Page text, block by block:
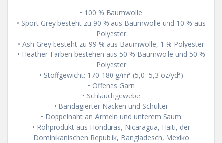
• 100 % Baumwolle
• Sport Grey besteht zu 90 % aus Baumwolle und 10 % aus
Polyester
• Ash Grey besteht zu 99 % aus Baumwolle, 1 % Polyester
• Heather-Farben bestehen aus 50 % Baumwolle und 50 %
Polyester
• Stoffgewicht: 170-180 g/m² (5,0–5,3 oz/yd²)
• Offenes Garn
• Schlauchgewebe
• Bandagierter Nacken und Schulter
• Doppelnaht an Ärmeln und unterem Saum
• Rohprodukt aus Honduras, Nicaragua, Haiti, der
Dominikanischen Republik, Bangladesch, Mexiko